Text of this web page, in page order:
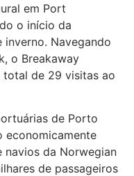
em Port
o início da
Navegando
o Breakaway
total de 29 visitas ao
de Porto
economicamente
navios da Norwegian
de passageiros